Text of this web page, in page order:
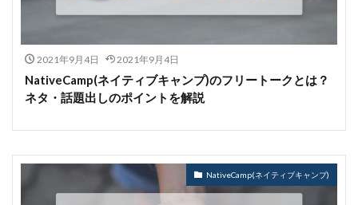
2021年9月4日 2021年9月4日
NativeCamp(ネイティブキャンプ)のフリートークとは？
ネタ・話題出しのポイントを解説
NativeCamp(ネイティブキャンプ)